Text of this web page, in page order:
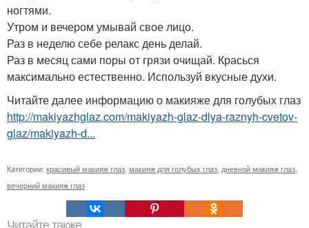
ногтями.
Утром и вечером умывай свое лицо.
Раз в неделю себе релакс день делай.
Раз в месяц сами поры от грязи очищай. Красься
максимально естественно. Используй вкусные духи.
Читайте далее информацию о макияже для голубых глаз
http://makiyazhglaz.com/makiyazh-glaz-dlya-raznyh-cvetov-
glaz/makiyazh-d...
Категории: красивый макияж глаз макияж для голубых глаз дневной макияж глаз
вечерний макияж глаз
Читайте также